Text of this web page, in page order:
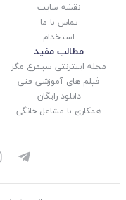
نقشه سایت
تماس با ما
استخدام
مطالب مفید
مجله اینترنتی سیمرغ مگز
فیلم های آموزشی فنی
دانلود رایگان
همکاری با مشاغل خانگی